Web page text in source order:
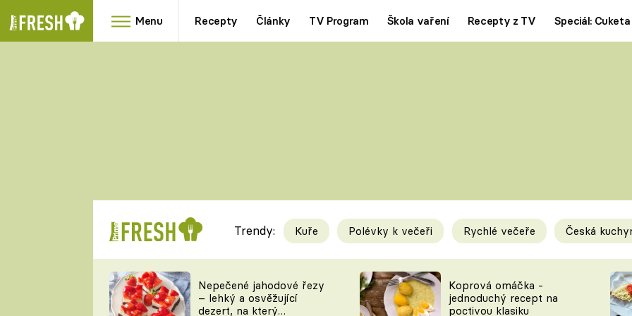
Menu Recepty Články TV Program Škola vaření Recepty z TV Speciál: Cuketa
RYCHLOVKY
Videorecepty
TEĎ VAŘÍ ŠÉF!
Tipy a triky
KAM ZA JÍDLEM
Trendy: Kuře Polévky k večeři Rychlé večeře Česká
Nepečené jahodové řezy
– lehký a osvěžující
dezert, na který
Koprová omáčka -
jednoduchý recept na
poctivou klasiku